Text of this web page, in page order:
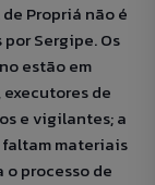
Propriá não é
Sergipe. Os
estão em
de
e vigilantes; a
materiais
processo de